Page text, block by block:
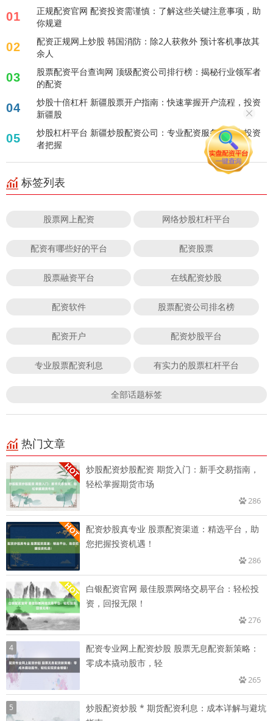
01
正规配资官网 配资投资需谨慎：了解这些关键注意事项，助
你规避
02
配资正规网上炒股 韩国消防：除2人获救外 预计客机事故其
余人
03
股票配资平台查询网 顶级配资公司排行榜：揭秘行业领军者
的配资
04
炒股十倍杠杆 新疆股票开户指南：快速掌握开户流程，投资
新疆股
05
炒股杠杆平台 新疆炒股配资公司：专业配资服务，助力投资
者把握
标签列表
股票网上配资 网络炒股杠杆平台
配资有哪些好的平台 配资股票
股票融资平台 在线配资炒股
配资软件 股票配资公司排名榜
配资开户 配资炒股平台
专业股票配资利息 有实力的股票杠杆平台
全部话题标签
热门文章
炒股配资炒股配资 期货入门：新手交易指南，
轻松掌握期货市场
286
配资炒股真专业 股票配资渠道：精选平台，助
您把握投资机遇！
286
白银配资官网 最佳股票网络交易平台：轻松投
资，回报无限！
276
4
配资专业网上配资炒股 股票无息配资新策略：
零成本撬动股市，轻
265
5
炒股配资炒股 * 期货配资利息：成本详解与避坑